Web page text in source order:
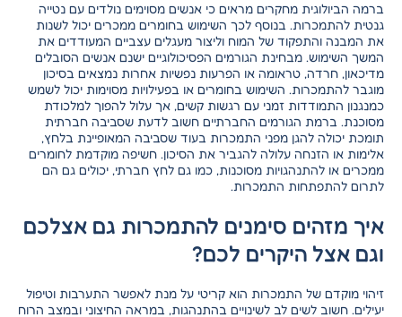
ברמה הביולוגית מחקרים מראים כי אנשים מסוימים נולדים עם נטייה
גנטית להתמכרות. בנוסף לכך השימוש בחומרים ממכרים יכול לשנות
את המבנה והתפקוד של המוח וליצור מעגלים עצביים המעודדים את
המשך השימוש. מבחינת הגורמים הפסיכולוגיים ישנם אנשים הסובלים
מדיכאון, חרדה, טראומה או הפרעות נפשיות אחרות נמצאים בסיכון
מוגבר להתמכרות. השימוש בחומרים או בפעילויות מסוימות יכול לשמש
כמנגנון התמודדות זמני עם רגשות קשים, אך עלול להפוך למלכודת
מסוכנת. ברמת הגורמים החברתיים חשוב לדעת שסביבה חברתית
תומכת יכולה להגן מפני התמכרות בעוד שסביבה המאופיינת בלחץ,
אלימות או הזנחה עלולה להגביר את הסיכון. חשיפה מוקדמת לחומרים
ממכרים או להתנהגויות מסוכנות, כמו גם לחץ חברתי, יכולים גם הם
לתרום להתפתחות התמכרות.
איך מזהים סימנים להתמכרות גם אצלכם
וגם אצל היקרים לכם?
זיהוי מוקדם של התמכרות הוא קריטי על מנת לאפשר התערבות וטיפול
יעילים. חשוב לשים לב לשינויים בהתנהגות, במראה החיצוני ובמצב הרוח